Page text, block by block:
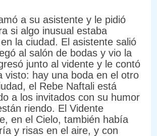
a su asistente y le pidió
si algo inusual estaba
la ciudad. El asistente salió
al salón de bodas y vio la
junto al vidente y le contó
visto: hay una boda en el otro
el Rebe Naftali está
a los invitados con su humor
riendo. El Vidente
en el Cielo, también había
y risas en el aire, y con